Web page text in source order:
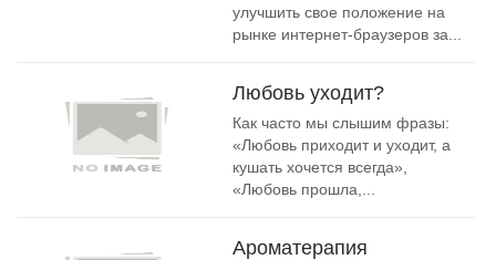
улучшить свое положение на
рынке интернет-браузеров за...
Любовь уходит?
Как часто мы слышим фразы:
«Любовь приходит и уходит, а
кушать хочется всегда»,
«Любовь прошла,...
Ароматерапия